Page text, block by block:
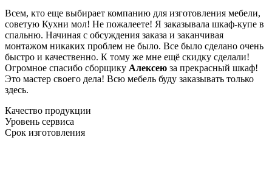
Всем, кто еще выбирает компанию для изготовления мебели,
советую Кухни мол! Не пожалеете! Я заказывала шкаф-купе в
спальню. Начиная с обсуждения заказа и заканчивая
монтажом никаких проблем не было. Все было сделано очень
быстро и качественно. К тому же мне ещё скидку сделали!
Огромное спасибо сборщику Алексею за прекрасный шкаф!
Это мастер своего дела! Всю мебель буду заказывать только
здесь.
Качество продукции
Уровень сервиса
Срок изготовления